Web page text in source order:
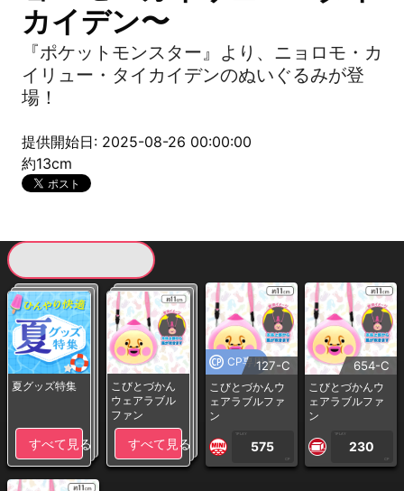
カイデン〜
『ポケットモンスター』より、ニョロモ・カ
イリュー・タイカイデンのぬいぐるみが登
場！
提供開始日: 2025-08-26 00:00:00
約13cm
夏グッズ特集
すべて見る
こびとづかん
ウェアラブル
ファン
すべて見る
CP専用127-C
こびとづかんウ
ェアラブルファ
ン
1PLAY
575
CP
654-C
こびとづかんウ
ェアラブルファ
ン
1PLAY
230
CP